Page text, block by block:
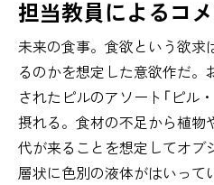
担当教員によるコ
未来の食事。食欲という欲求
るのかを想定した意欲作だ。
されたピルのアソート「ピル
摂れる。食材の不足から植物
代が来ることを想定してオブ
層状に色別の液体がはいって